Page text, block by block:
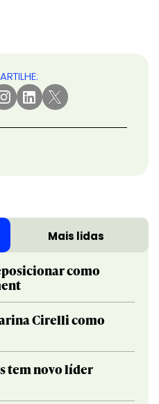
Mais lidas
como
Cirelli como
tem novo líder